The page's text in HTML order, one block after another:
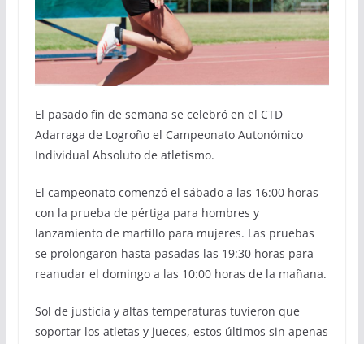
El pasado fin de semana se celebró en el CTD
Adarraga de Logroño el Campeonato Autonómico
Individual Absoluto de atletismo.
El campeonato comenzó el sábado a las 16:00 horas
con la prueba de pértiga para hombres y
lanzamiento de martillo para mujeres. Las pruebas
se prolongaron hasta pasadas las 19:30 horas para
reanudar el domingo a las 10:00 horas de la mañana.
Sol de justicia y altas temperaturas tuvieron que
soportar los atletas y jueces, estos últimos sin apenas